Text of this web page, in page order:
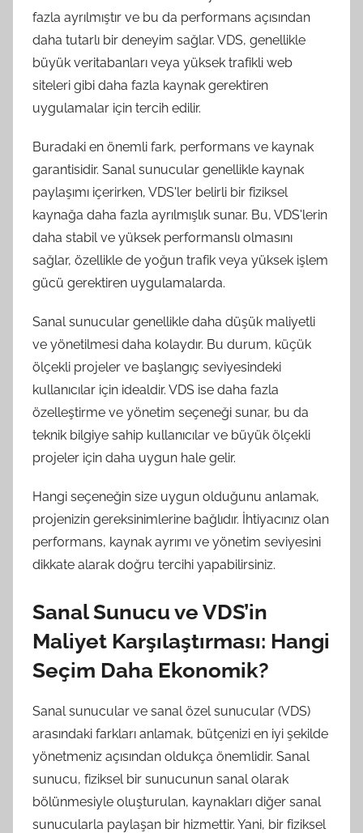
fazla ayrılmıştır ve bu da performans açısından
daha tutarlı bir deneyim sağlar. VDS, genellikle
büyük veritabanları veya yüksek trafikli web
siteleri gibi daha fazla kaynak gerektiren
uygulamalar için tercih edilir.
Buradaki en önemli fark, performans ve kaynak
garantisidir. Sanal sunucular genellikle kaynak
paylaşımı içerirken, VDS'ler belirli bir fiziksel
kaynağa daha fazla ayrılmışlık sunar. Bu, VDS'lerin
daha stabil ve yüksek performanslı olmasını
sağlar, özellikle de yoğun trafik veya yüksek işlem
gücü gerektiren uygulamalarda.
Sanal sunucular genellikle daha düşük maliyetli
ve yönetilmesi daha kolaydır. Bu durum, küçük
ölçekli projeler ve başlangıç seviyesindeki
kullanıcılar için idealdir. VDS ise daha fazla
özelleştirme ve yönetim seçeneği sunar, bu da
teknik bilgiye sahip kullanıcılar ve büyük ölçekli
projeler için daha uygun hale gelir.
Hangi seçeneğin size uygun olduğunu anlamak,
projenizin gereksinimlerine bağlıdır. İhtiyacınız olan
performans, kaynak ayrımı ve yönetim seviyesini
dikkate alarak doğru tercihi yapabilirsiniz.
Sanal Sunucu ve VDS’in
Maliyet Karşılaştırması: Hangi
Seçim Daha Ekonomik?
Sanal sunucular ve sanal özel sunucular (VDS)
arasındaki farkları anlamak, bütçenizi en iyi şekilde
yönetmeniz açısından oldukça önemlidir. Sanal
sunucu, fiziksel bir sunucunun sanal olarak
bölünmesiyle oluşturulan, kaynakları diğer sanal
sunucularla paylaşan bir hizmettir. Yani, bir fiziksel